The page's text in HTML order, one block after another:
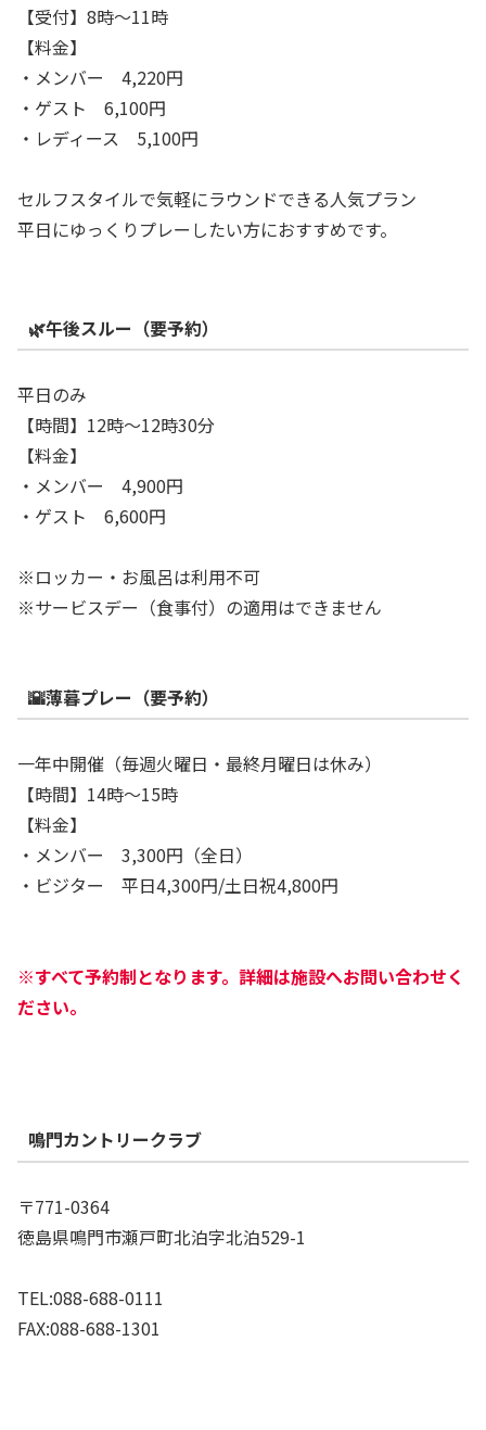
【受付】8時～11時
【料金】
・メンバー 4,220円
・ゲスト 6,100円
・レディース 5,100円
セルフスタイルで気軽にラウンドできる人気プラン
平日にゆっくりプレーしたい方におすすめです。
🌿午後スルー（要予約）
平日のみ
【時間】12時～12時30分
【料金】
・メンバー 4,900円
・ゲスト 6,600円
※ロッカー・お風呂は利用不可
※サービスデー（食事付）の適用はできません
🌇薄暮プレー（要予約）
一年中開催（毎週火曜日・最終月曜日は休み）
【時間】14時～15時
【料金】
・メンバー 3,300円（全日）
・ビジター 平日4,300円/土日祝4,800円
※すべて予約制となります。詳細は施設へお問い合わせく
ださい。
鳴門カントリークラブ
〒771-0364
徳島県鳴門市瀬戸町北泊字北泊529-1
TEL:088-688-0111
FAX:088-688-1301